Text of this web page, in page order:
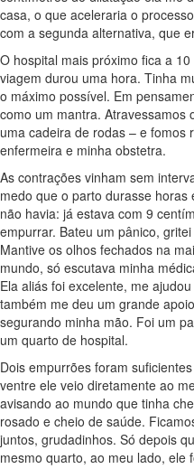
casa, o que aceleraria o
com a segunda alternativa, que
O hospital mais próximo fica a
viagem durou uma hora. Tinha
o máximo possível. Em
como um mantra. Atravessamos
uma cadeira de rodas – e fomos
enfermeira e minha obstetra.
As contrações vinham sem
medo que o parto durasse
não havia: já estava com 9
empurrar. Bateu um pânico,
Mantive os olhos fechados na
mundo, só escutava minha
Ela aliás foi excelente, me
também me deu um grande
segurando minha mão. Foi um
um quarto de hospital.
Dois empurrões foram
ventre ele veio diretamente ao
avisando ao mundo que tinha
rosado e cheio de saúde.
juntos, grudadinhos. Só depois
mesmo quarto, ao meu lado, ele